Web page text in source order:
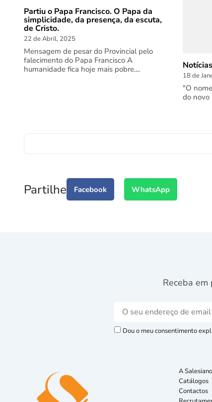
Partiu o Papa Francisco. O Papa da
simplicidade, da presença, da escuta,
de Cristo.
22 de Abril, 2025
Mensagem de pesar do Provincial pelo
falecimento do Papa Francisco A
humanidade fica hoje mais pobre....
18 de
"O
do novo
Partilhe Facebook WhatsApp
Receba em
Dou o meu consentimento
A
Catálogos
Contactos